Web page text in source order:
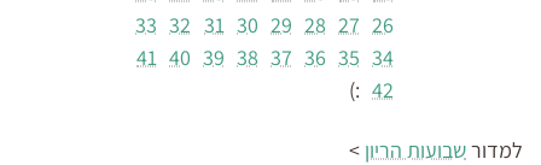
26
27
28
29
30
31
32
33
34
35
36
37
38
39
40
41
42
:)
למדורשבועות הריון >